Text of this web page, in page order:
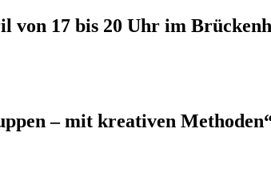
17 bis 20 Uhr im
– mit kreativen